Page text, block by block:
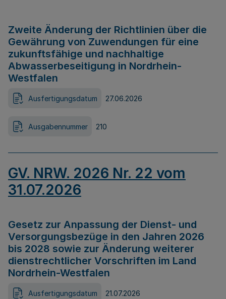
Zweite Änderung der Richtlinien über die
Gewährung von Zuwendungen für eine
zukunftsfähige und nachhaltige
Abwasserbeseitigung in Nordrhein-
Westfalen
Ausfertigungsdatum 27.06.2026
Ausgabennummer 210
GV. NRW. 2026 Nr. 22 vom
31.07.2026
Gesetz zur Anpassung der Dienst- und
Versorgungsbezüge in den Jahren 2026
bis 2028 sowie zur Änderung weiterer
dienstrechtlicher Vorschriften im Land
Nordrhein-Westfalen
Ausfertigungsdatum 21.07.2026